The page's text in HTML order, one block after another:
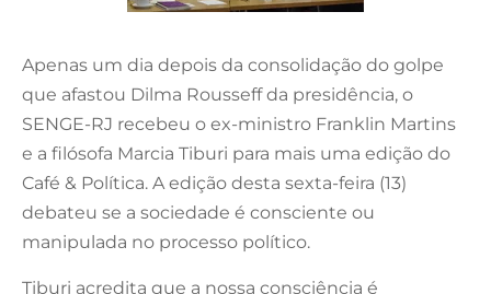
Apenas um dia depois da consolidação do golpe
que afastou Dilma Rousseff da presidência, o
SENGE-RJ recebeu o ex-ministro Franklin Martins
e a filósofa Marcia Tiburi para mais uma edição do
Café & Política. A edição desta sexta-feira (13)
debateu se a sociedade é consciente ou
manipulada no processo político.
Tiburi acredita que a nossa consciência é